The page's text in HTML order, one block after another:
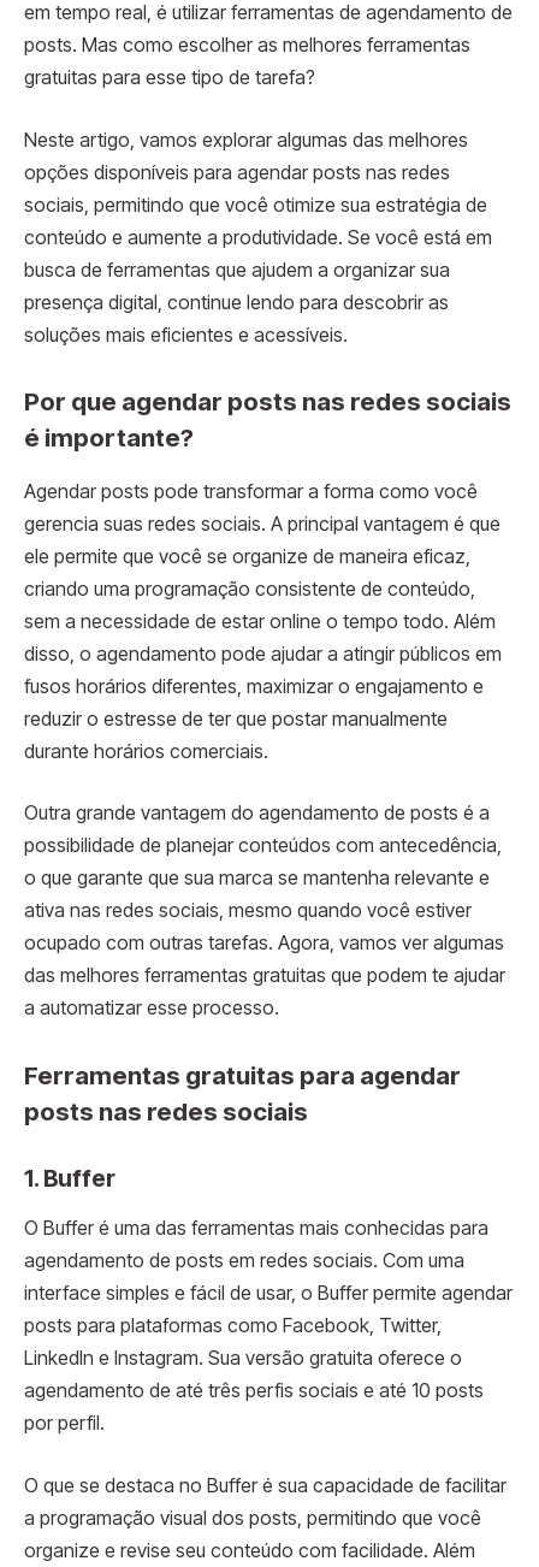
em tempo real, é utilizar ferramentas de agendamento de
posts. Mas como escolher as melhores ferramentas
gratuitas para esse tipo de tarefa?
Neste artigo, vamos explorar algumas das melhores
opções disponíveis para agendar posts nas redes
sociais, permitindo que você otimize sua estratégia de
conteúdo e aumente a produtividade. Se você está em
busca de ferramentas que ajudem a organizar sua
presença digital, continue lendo para descobrir as
soluções mais eficientes e acessíveis.
Por que agendar posts nas redes sociais
é importante?
Agendar posts pode transformar a forma como você
gerencia suas redes sociais. A principal vantagem é que
ele permite que você se organize de maneira eficaz,
criando uma programação consistente de conteúdo,
sem a necessidade de estar online o tempo todo. Além
disso, o agendamento pode ajudar a atingir públicos em
fusos horários diferentes, maximizar o engajamento e
reduzir o estresse de ter que postar manualmente
durante horários comerciais.
Outra grande vantagem do agendamento de posts é a
possibilidade de planejar conteúdos com antecedência,
o que garante que sua marca se mantenha relevante e
ativa nas redes sociais, mesmo quando você estiver
ocupado com outras tarefas. Agora, vamos ver algumas
das melhores ferramentas gratuitas que podem te ajudar
a automatizar esse processo.
Ferramentas gratuitas para agendar
posts nas redes sociais
1. Buffer
O Buffer é uma das ferramentas mais conhecidas para
agendamento de posts em redes sociais. Com uma
interface simples e fácil de usar, o Buffer permite agendar
posts para plataformas como Facebook, Twitter,
LinkedIn e Instagram. Sua versão gratuita oferece o
agendamento de até três perfis sociais e até 10 posts
por perfil.
O que se destaca no Buffer é sua capacidade de facilitar
a programação visual dos posts, permitindo que você
organize e revise seu conteúdo com facilidade. Além